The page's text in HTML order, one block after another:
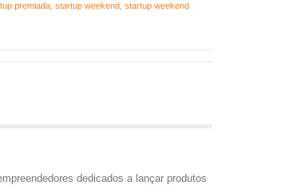
premiada startup weekend startup weekend
dedicados a lançar produtos